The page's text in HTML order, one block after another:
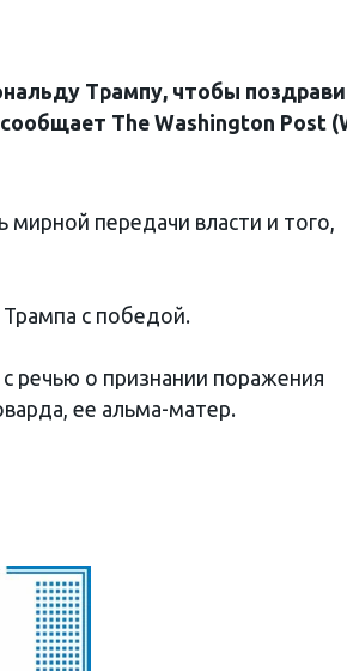
Трампу, чтобы
The Washington Post
передачи власти и того,
с победой.
речью о признании поражения
ее альма-матер.